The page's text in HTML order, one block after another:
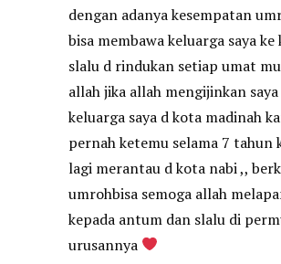
dengan adanya kesempatan
bisa membawa keluarga saya
slalu d rindukan setiap umat
allah jika allah mengijinkan
keluarga saya d kota madinah
pernah ketemu selama 7 tahun
lagi merantau d kota nabi ,,
umrohbisa semoga allah
kepada antum dan slalu di
urusannya